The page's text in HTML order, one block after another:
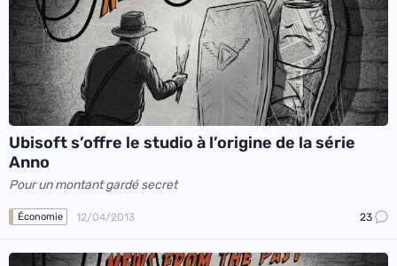
Ubisoft s’offre le studio à l’origine de la série
Anno
Pour un montant gardé secret
Économie 12/04/2013 23